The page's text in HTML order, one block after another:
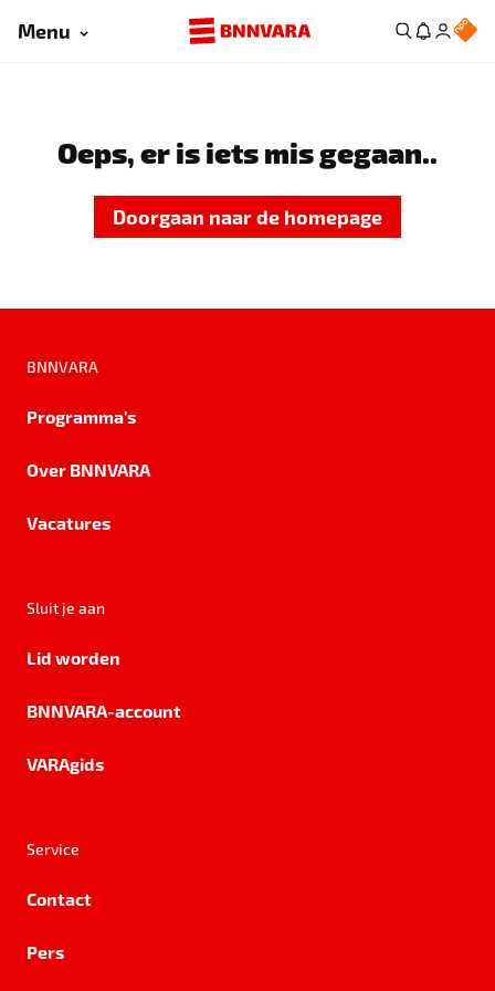
Menu
Oeps, er is iets mis gegaan..
Doorgaan naar de homepage
BNNVARA
Programma's
Over BNNVARA
Vacatures
Sluit je aan
Lid worden
BNNVARA-account
VARAgids
Service
Contact
Pers